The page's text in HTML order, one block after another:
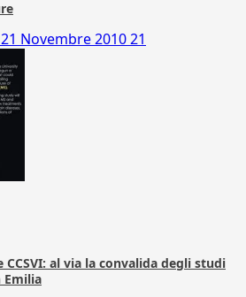
21 Novembre 201021
CCSVI: al via la convalida degli studi
Emilia